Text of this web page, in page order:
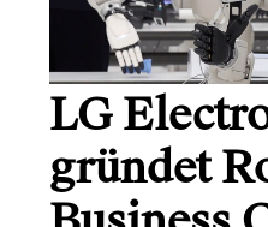
LG
gründet